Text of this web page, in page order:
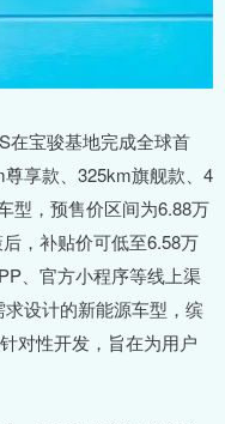
宝骏基地完成全球首
享款、325km旗舰款、4
型，预售价区间为6.88万
，补贴价可低至6.58万
、官方小程序等线上渠
设计的新能源车型，缤
对性开发，旨在为用户